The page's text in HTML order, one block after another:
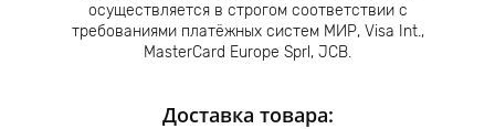
осуществляется в строгом соответствии с
требованиями платёжных систем МИР, Visa Int.,
MasterCard Europe Sprl, JCB.
Доставка товара: